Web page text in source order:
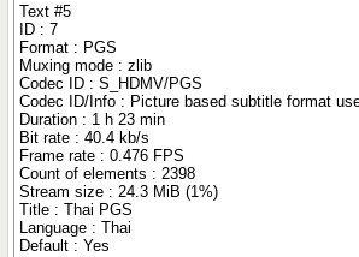
Text #5
ID : 7
Format : PGS
Muxing mode : zlib
Codec ID : S_HDMV/PGS
Codec ID/Info : Picture based subtitle format
Duration : 1 h 23 min
Bit rate : 40.4 kb/s
Frame rate : 0.476 FPS
Count of elements : 2398
Stream size : 24.3 MiB (1%)
Title : Thai PGS
Language : Thai
Default : Yes